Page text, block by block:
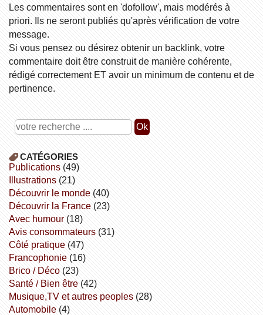
Les commentaires sont en 'dofollow', mais modérés à
priori. Ils ne seront publiés qu'après vérification de votre
message.
Si vous pensez ou désirez obtenir un backlink, votre
commentaire doit être construit de manière cohérente,
rédigé correctement ET avoir un minimum de contenu et de
pertinence.
CATÉGORIES
publications(49)
illustrations(21)
découvrir le monde(40)
découvrir la France(23)
avec humour(18)
avis consommateurs(31)
côté pratique(47)
Francophonie(16)
Brico / Déco(23)
Santé / Bien être(42)
Musique,TV et autres peoples(28)
Automobile(4)